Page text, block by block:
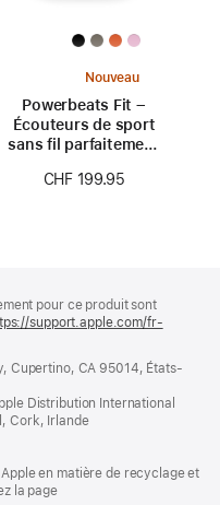
Nouveau
Powerbeats Fit –
Écouteurs de sport
sans fil parfaitement
CHF 199.95
pour ce produit sont
support.apple.com/fr-
Cupertino, CA 95014, États-
Distribution International
Cork, Irlande
en matière de recyclage et
la page